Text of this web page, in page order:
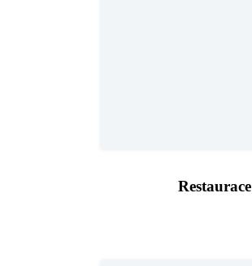
Restaurace